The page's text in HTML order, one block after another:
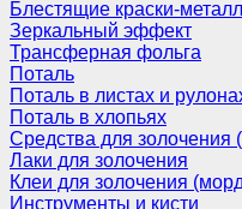
Блестящие краски-
Зеркальный эффект
Трансферная фольга
Поталь
Поталь в листах и
Поталь в хлопьях
Средства для золочения
Лаки для золочения
Клеи для золочения
Инструменты и кисти